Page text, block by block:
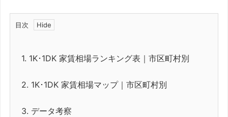
目次
1. 1K･1DK 家賃相場ランキング表｜市区町村別
2. 1K･1DK 家賃相場マップ｜市区町村別
3. データ考察